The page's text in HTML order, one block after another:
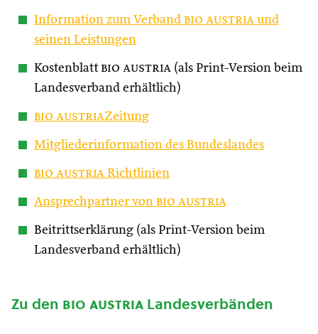
Information zum Verband bio austria und
seinen Leistungen
Kostenblatt bio austria (als Print-Version beim
Landesverband erhältlich)
bio austriaZeitung
Mitgliederinformation des Bundeslandes
bio austria Richtlinien
Ansprechpartner von bio austria
Beitrittserklärung (als Print-Version beim
Landesverband erhältlich)
Zu den bio austria Landesverbänden